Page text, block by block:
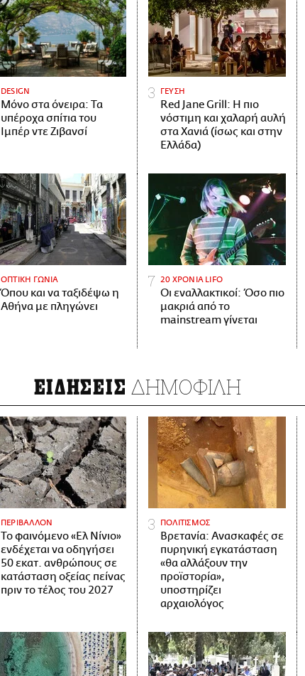
DESIGN
Μόνο στα όνειρα: Τα
υπέροχα σπίτια του
Ιμπέρ ντε Ζιβανσί
ΓΕΥΣΗ
Red Jane Grill: Η πιο
νόστιμη και χαλαρή αυλή
στα Χανιά (ίσως και στην
Ελλάδα)
ΟΠΤΙΚΗ ΓΩΝΙΑ
Όπου και να ταξιδέψω η
Αθήνα με πληγώνει
20 ΧΡΟΝΙΑ LIFO
Οι εναλλακτικοί: Όσο πιο
μακριά από το
mainstream γίνεται
ΕΙΔΗΣΕΙΣ ΔΗΜΟΦΙΛΗ
ΠΕΡΙΒΑΛΛΟΝ
Το φαινόμενο «Ελ Νίνιο»
ενδέχεται να οδηγήσει
50 εκατ. ανθρώπους σε
κατάσταση οξείας πείνας
πριν το τέλος του 2027
ΠΟΛΙΤΙΣΜΟΣ
Βρετανία: Ανασκαφές σε
πυρηνική εγκατάσταση
«θα αλλάξουν την
προϊστορία»,
υποστηρίζει
αρχαιολόγος